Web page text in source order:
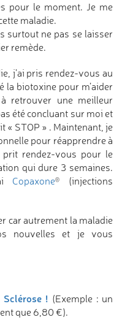
pour le moment. Je me
maladie.
surtout ne pas se laisser
remède.
j'ai pris rendez-vous au
la biotoxine pour m’aider
retrouver une meilleur
été concluant sur moi et
« STOP » . Maintenant, je
pour réapprendre à
prit rendez-vous pour le
qui dure 3 semaines.
Copaxone®
(injections
car autrement la maladie
nouvelles et je vous
! (Exemple : un
que 6,80 €).